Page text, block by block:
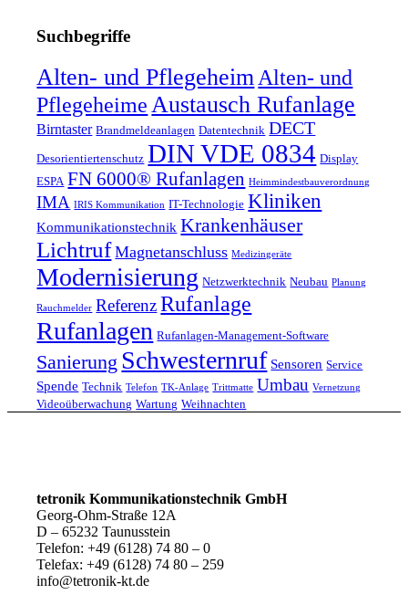
Suchbegriffe
Alten- und Pflegeheim Alten- und
Pflegeheime Austausch Rufanlage
Birntaster Brandmeldeanlagen Datentechnik DECT
Desorientiertenschutz DIN VDE 0834 Display
ESPA FN 6000® Rufanlagen Heimmindestbauverordnung
IMA IRIS Kommunikation IT-Technologie Kliniken
Kommunikationstechnik Krankenhäuser
Lichtruf Magnetanschluss Medizingeräte
Modernisierung Netzwerktechnik Neubau Planung
Rauchmelder Referenz Rufanlage
Rufanlagen Rufanlagen-Management-Software
Sanierung Schwesternruf Sensoren Service
Spende Technik Telefon TK-Anlage Trittmatte Umbau Vernetzung
Videoüberwachung Wartung Weihnachten
tetronik Kommunikationstechnik GmbH
Georg-Ohm-Straße 12A
D – 65232 Taunusstein
Telefon: +49 (6128) 74 80 – 0
Telefax: +49 (6128) 74 80 – 259
info@tetronik-kt.de